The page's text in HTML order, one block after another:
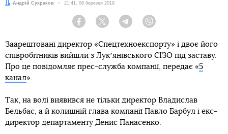
Автор:
Андрій Сухраков Дата:
21:41, 08 березня 2019
Facebook Twitter Telegram
Заарештовані директор «Спецтехноекспорту» і двоє його
співробітників вийшли з Лукʼянівського СІЗО під заставу.
Про це повідомляє прес-служба компанії, передає «5
канал».
Так, на волі виявився не тільки директор Владислав
Бельбас, а й колишній глава компанії Павло Барбул і екс-
директор департаменту Денис Панасенко.